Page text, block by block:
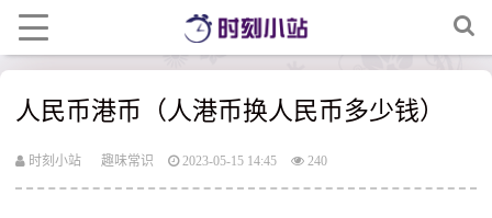
人民币港币（人港币换人民币多少钱）
时刻小站 趣味常识 2023-05-15 14:45 240